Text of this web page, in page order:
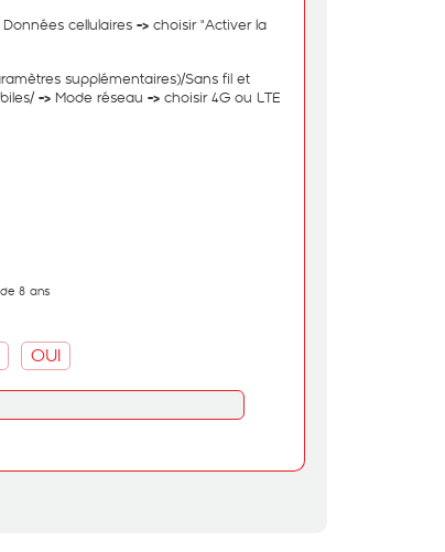
Données cellulaires -> choisir "Activer la
supplémentaires)/Sans fil et
-> Mode réseau -> choisir 4G ou LTE
8 ans
OUI